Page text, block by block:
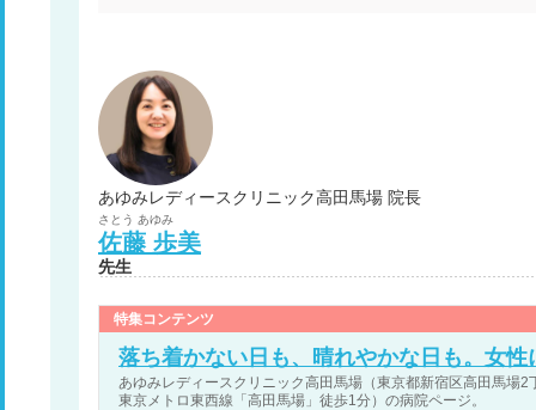
あゆみレディースクリニック高田馬場 院長
さとう あゆみ
佐藤 歩美
先生
特集コンテンツ
落ち着かない日も、晴れやかな日も。女
あゆみレディースクリニック高田馬場（東京都新宿区高田馬場
東京メトロ東西線「高田馬場」徒歩1分）の病院ページ。